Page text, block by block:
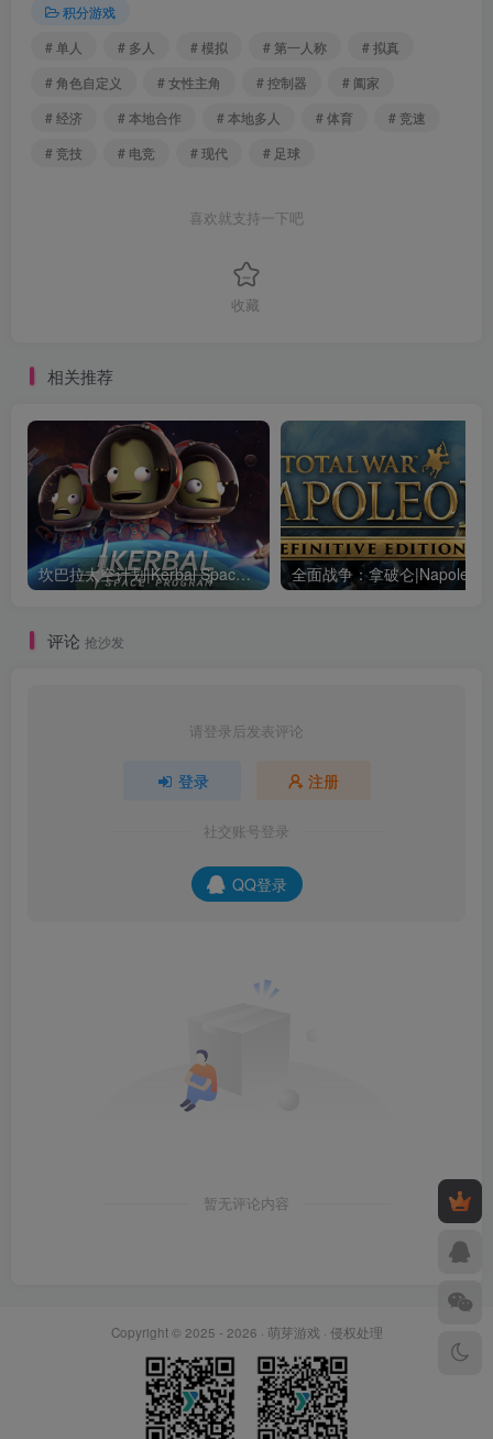
积分游戏
# 单人
# 多人 # 模拟 # 第一人称
# 拟真
# 角色自定义
# 女性主角 # 控制器
# 阖家
# 经济
# 本地合作 # 本地多人 # 体育
# 竞速
# 竞技
# 电竞 # 现代 # 足球
喜欢就支持一下吧
收藏
相关推荐
坎巴拉太空计划|Kerbal Space Program|1.12.5.3190|整合全DLC
评论 抢沙发
请登录后发表评论
登录 注册
社交账号登录
QQ登录
暂无评论内容
Copyright © 2025 - 2026 · 萌芽游戏 · 侵权处理